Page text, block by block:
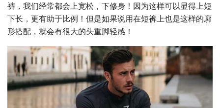
裤，我们经常都会上宽松，下修身！因为这样可以显得上短
下长，更有助于比例！但是如果说用在短裤上也是这样的廓
形搭配，就会有很大的头重脚轻感！